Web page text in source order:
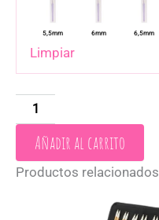
Limpiar
Añadir al carrito
Productos relacionados